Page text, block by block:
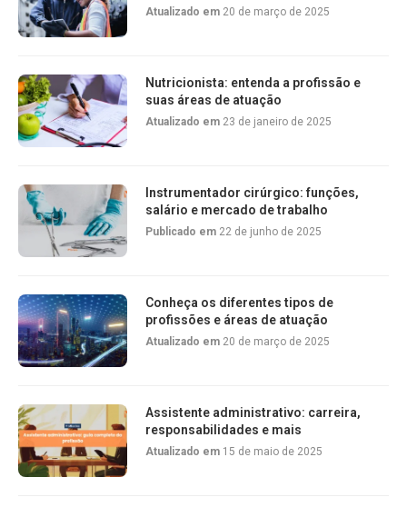
Atualizado em 20 de março de 2025
Nutricionista: entenda a profissão e
suas áreas de atuação
Atualizado em 23 de janeiro de 2025
Instrumentador cirúrgico: funções,
salário e mercado de trabalho
Publicado em 22 de junho de 2025
Conheça os diferentes tipos de
profissões e áreas de atuação
Atualizado em 20 de março de 2025
Assistente administrativo: carreira,
responsabilidades e mais
Atualizado em 15 de maio de 2025